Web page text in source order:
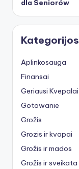
dla Seniorów
Kategorijos
Aplinkosauga
Finansai
Geriausi Kvepalai
Gotowanie
Grožis
Grozis ir kvapai
Grožis ir mados
Grožis ir sveikata